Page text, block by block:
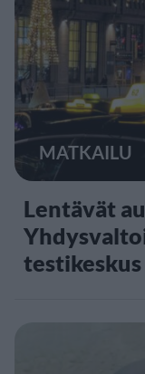
MATKAILU
Lentävät
testikeskus